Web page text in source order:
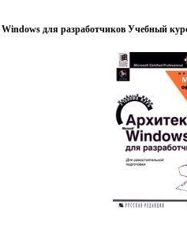
для разработчиков Учебный